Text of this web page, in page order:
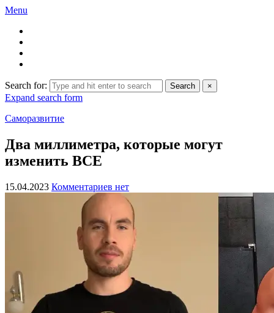
Menu
Search for: Search ×
Expand search form
Саморазвитие
Два миллиметра, которые могут
изменить ВСЕ
15.04.2023 Комментариев нет